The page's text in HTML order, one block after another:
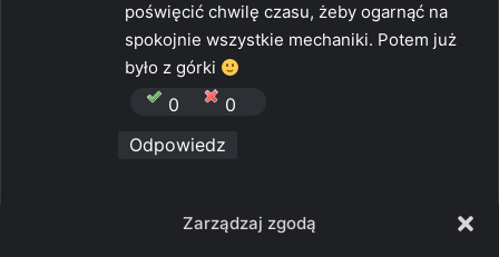
Zarządzaj zgodą
poświęcić chwilę czasu, żeby ogarnąć na
spokojnie wszystkie mechaniki. Potem już
było z górki
0
0
Odpowiedz
Crowleyp